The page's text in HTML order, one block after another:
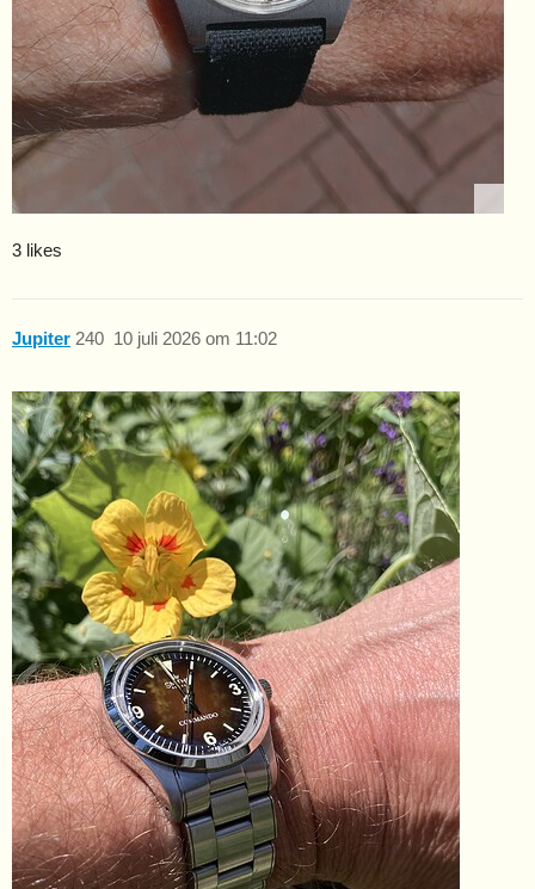
3 likes
Jupiter 10 juli 2026 om 11:02
240